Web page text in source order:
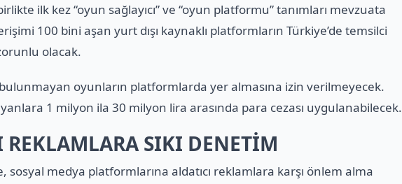
ilk kez “oyun sağlayıcı” ve “oyun platformu” tanımları mevzuata
100 bini aşan yurt dışı kaynaklı platformların Türkiye’de temsilci
olacak.
bulunmayan oyunların platformlarda yer almasına izin verilmeyecek.
1 milyon ila 30 milyon lira arasında para cezası uygulanabilecek.
REKLAMLARA SIKI DENETİM
sosyal medya platformlarına aldatıcı reklamlara karşı önlem alma